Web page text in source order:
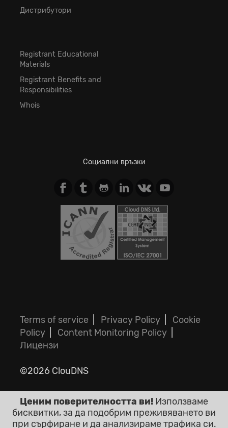
Дистрибутори
Registrant Educational
Materials
Registrant Benefits and
Responsibilities
Whois
Социални връзки
Terms of service Privacy Policy
Cookie
Policy
Content Monitoring Policy
Лицензи
©2026 ClouDNS
Ценим поверителността ви! Използваме
бисквитки, за да подобрим преживяването ви
при сърфиране и да анализираме трафика си.